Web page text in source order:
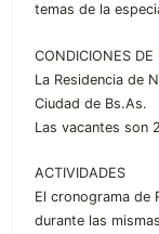
temas de la
CONDICIONES DE
La Residencia de
Ciudad de Bs.As.
Las vacantes son
ACTIVIDADES
El cronograma de
durante las